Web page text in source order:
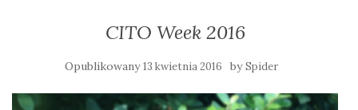
CITO Week 2016
Opublikowany13 kwietnia 2016 bySpider